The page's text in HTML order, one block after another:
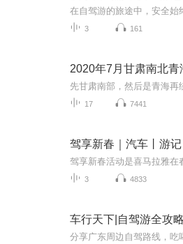
3 161
2020年7月甘肃南北青
17 7441
驾享新春｜汽车丨游
3 4833
车行天下|自驾游全攻略
分享广东周边自驾路线，吃